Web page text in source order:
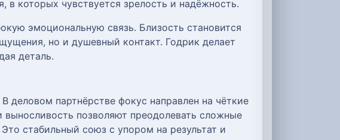
в которых чувствуется зрелость и надёжность.
эмоциональную связь. Близость становится
но и душевный контакт. Годрик делает
деталь.
партнёрстве фокус направлен на чёткие
позволяют преодолевать сложные
стабильный союз с упором на результат и